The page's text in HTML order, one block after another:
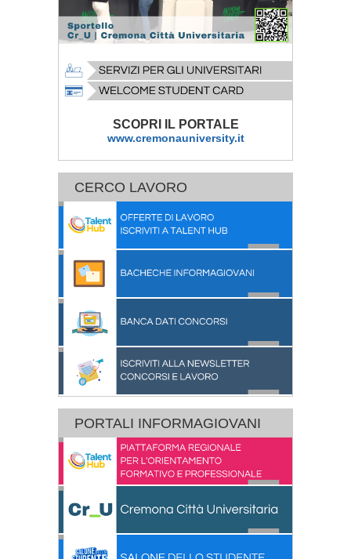
SCOPRI IL PORTALE
www.cremonauniversity.it
CERCO LAVORO
PORTALI INFORMAGIOVANI